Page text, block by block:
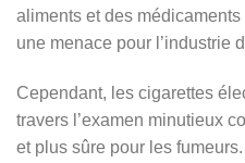
aliments et des
une menace pour l’industrie
Cependant, les cigarettes
travers l’examen minutieux
et plus sûre pour les